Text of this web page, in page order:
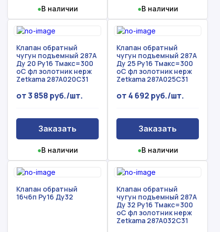
●В наличии ●В наличии
Клапан обратный
чугун подъемный 287A
Ду 20 Ру16 Тмакс=300
оС фл золотник нерж
Zetkama 287A020C31
от 3 858 руб./шт.
Заказать
●В наличии
Клапан обратный
чугун подъемный 287A
Ду 25 Ру16 Тмакс=300
оС фл золотник нерж
Zetkama 287A025C31
от 4 692 руб./шт.
Заказать
●В наличии
Клапан обратный
16ч6п Ру16 Ду32
Клапан обратный
чугун подъемный 287A
Ду 32 Ру16 Тмакс=300
оС фл золотник нерж
Zetkama 287A032C31